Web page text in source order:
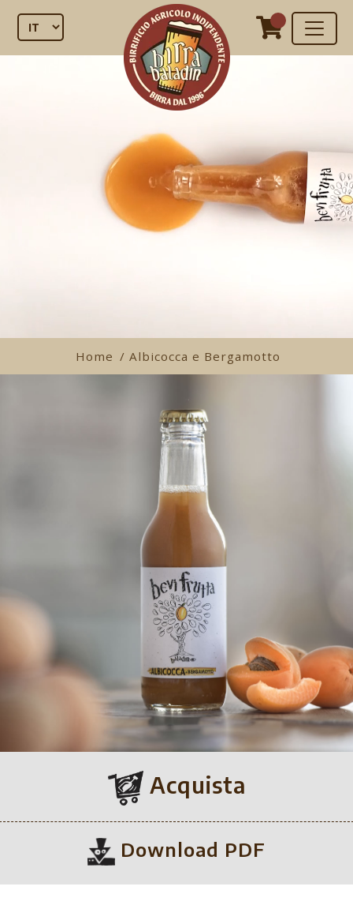
Home / Albicocca e Bergamotto
Acquista
Download PDF